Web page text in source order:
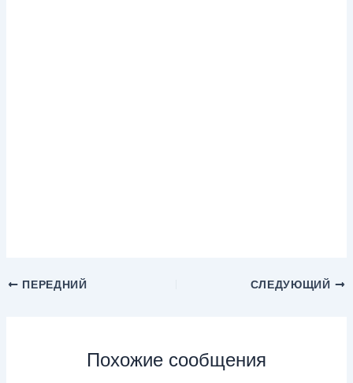
ПЕРЕДНИЙ СЛЕДУЮЩИЙ
Похожие сообщения